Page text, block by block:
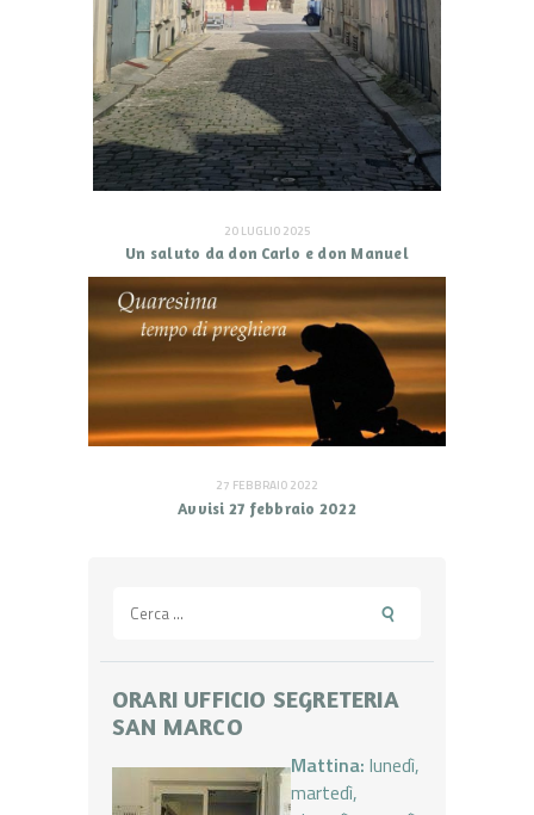
20 LUGLIO 2025
Un saluto da don Carlo e don Manuel
27 FEBBRAIO 2022
Avvisi 27 febbraio 2022
per:
ORARI UFFICIO SEGRETERIA
SAN MARCO
Mattina: lunedì,
martedì,